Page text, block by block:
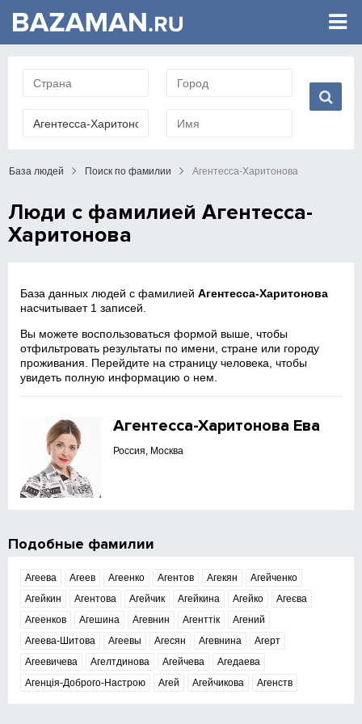
База людей Поиск по фамилии Агентесса-Харитонова
Люди с фамилией Агентесса-
Харитонова
База данных людей с фамилиейАгентесса-Харитонова
насчитывает 1 записей.
Вы можете воспользоваться формой выше, чтобы
отфильтровать результаты по имени, стране или городу
проживания. Перейдите на страницу человека, чтобы
увидеть полную информацию о нем.
Агентесса-Харитонова Ева
Россия, Москва
Подобные фамилии
Агеева Агеев Агеенко Агентов Агекян
Агейченко
Агейкин
Агентова Агейчик Агейкина Агейко
Агеєва
Агеенков
Агешина Агевнин Агенттік
Агений
Агеева-Шитова
Агеевы Агесян Агевнина
Агерт
Агеевичева
Агелтдинова Агейчева
Агедаева
Агенція-Доброго-Настрою
Агей Агейчикова Агенств